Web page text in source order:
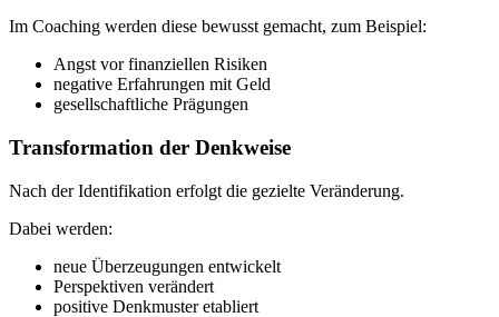
Im Coaching werden diese bewusst gemacht, zum Beispiel:
Angst vor finanziellen Risiken
negative Erfahrungen mit Geld
gesellschaftliche Prägungen
Transformation der Denkweise
Nach der Identifikation erfolgt die gezielte Veränderung.
Dabei werden:
neue Überzeugungen entwickelt
Perspektiven verändert
positive Denkmuster etabliert